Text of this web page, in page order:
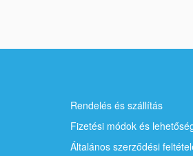
Rendelés és szállítás
Fizetési módok és
Általános szerződési